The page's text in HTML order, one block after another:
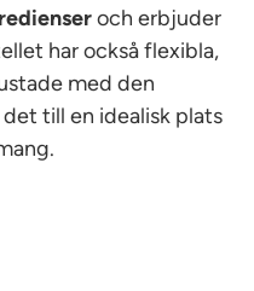
och erbjuder
har också flexibla,
med den
till en idealisk plats